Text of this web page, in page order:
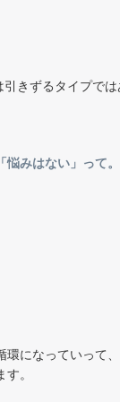
きずるタイプで
みはない」って
になっていって
。